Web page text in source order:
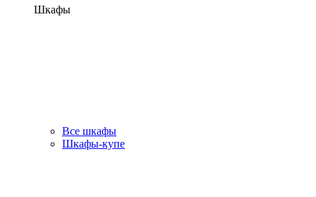
Шкафы
Все шкафы
Шкафы-купе